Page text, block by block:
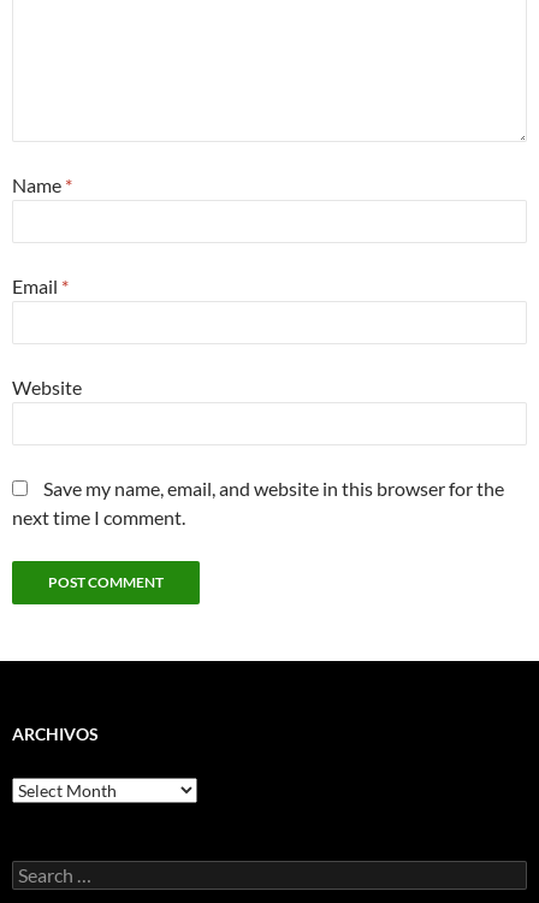
Name *
Email *
Website
Save my name, email, and website in this browser for the
next time I comment.
ARCHIVOS
Archivos
Search
for: